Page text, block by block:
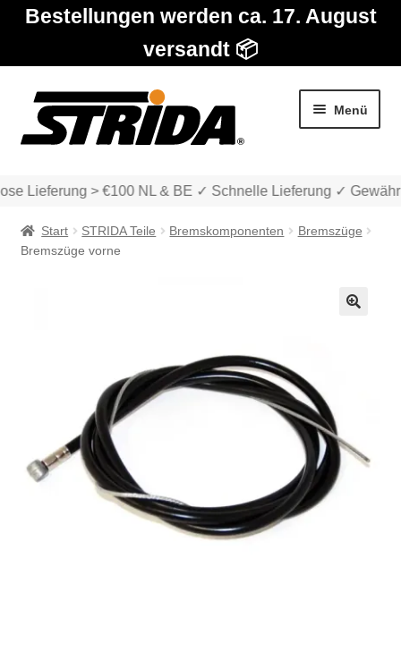
Bestellungen werden ca. 17. August
versandt 📦
Zur
Navigation
springen
Zum
Inhalt
springen
Menü
Account & Support
Warenkorb
Lieferung > €100 NL & BE ✓ Schnelle Lieferung ✓
Start STRIDA Teile Bremskomponenten
Bremszüge
Bremszüge vorne